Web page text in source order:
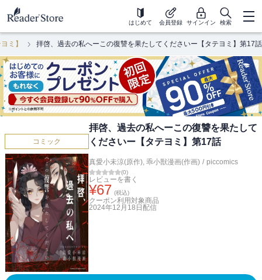
はじめて 会員登録 サインイン 検索
ミ】 拝啓、過去の私へーこの復讐を果たしてくださいー【タテヨミ】第17話
コミック
拝啓、過去の私へーこの復讐を果たして
くださいー【タテヨミ】第17話
真愛小未涼(原作), 乖小獣漫画(作画) / piccomics
(0)
レビューを書く
¥67 (税込)
クーポン利用対象商品
2024年12月18日 配信